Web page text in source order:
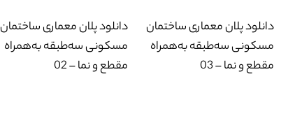
دانلود پلان معماری ساختمان
مسکونی سه‌طبقه به‌همراه
مقطع و نما – 03
دانلود پلان معماری ساختمان
مسکونی سه‌طبقه به‌همراه
مقطع و نما – 02